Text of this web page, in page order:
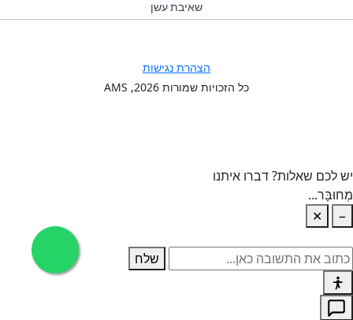
שאיבת עשן
כל הזכויות שמורות 2026
, AMS
הצהרת נגישות
יש לכם שאלות? דברו איתנו
מְחוּבָּר...
−
✕
שלח